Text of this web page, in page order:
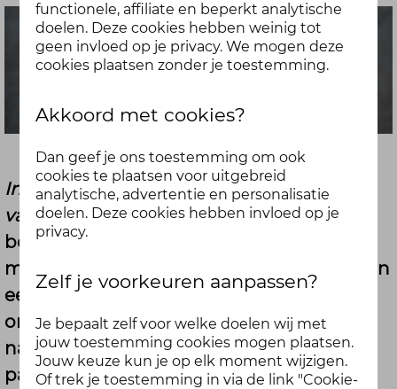
In gesprek met Epke Zonderland en de
vader van Samen Fitter. Wie vandaag
bedenkt om morgen ongetraind een
marathon te lopen, komt waarschijnlijk van
een koude kermis thuis. Wie een stukje
omdenken toepast; dus niet op zoek gaat
naar ongeëvenaarde spierpijn en een
paarspalet aan blaren, maar de tocht
functionele, affiliate en beperkt analytische
doelen. Deze cookies hebben weinig tot
geen invloed op je privacy. We mogen deze
cookies plaatsen zonder je toestemming.
Akkoord met cookies?
Dan geef je ons toestemming om ook
cookies te plaatsen voor uitgebreid
analytische, advertentie en personalisatie
doelen. Deze cookies hebben invloed op je
privacy.
Zelf je voorkeuren aanpassen?
Je bepaalt zelf voor welke doelen wij met
jouw toestemming cookies mogen plaatsen.
Jouw keuze kun je op elk moment wijzigen.
Of trek je toestemming in via de link "Cookie-